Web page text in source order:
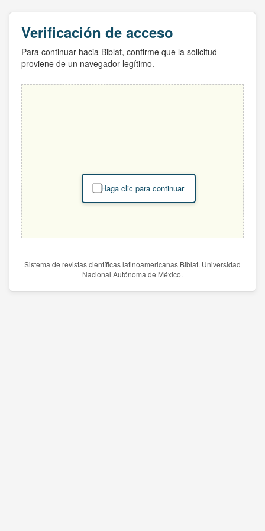
Verificación de acceso
Para continuar hacia Biblat, confirme que la solicitud
proviene de un navegador legítimo.
Haga clic para continuar
Sistema de revistas científicas latinoamericanas Biblat. Universidad
Nacional Autónoma de México.